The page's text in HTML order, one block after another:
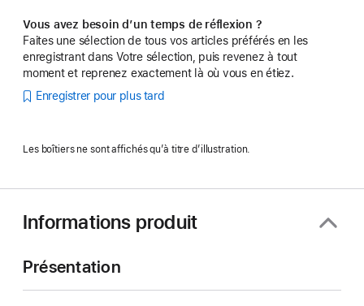
Vous avez besoin d’un temps de réflexion ?
Faites une sélection de tous vos articles préférés en les
enregistrant dans Votre sélection, puis revenez à tout
moment et reprenez exactement là où vous en étiez.
Enregistrer pour plus tard
Les boîtiers ne sont affichés qu’à titre d’illustration.
Informations produit
Présentation